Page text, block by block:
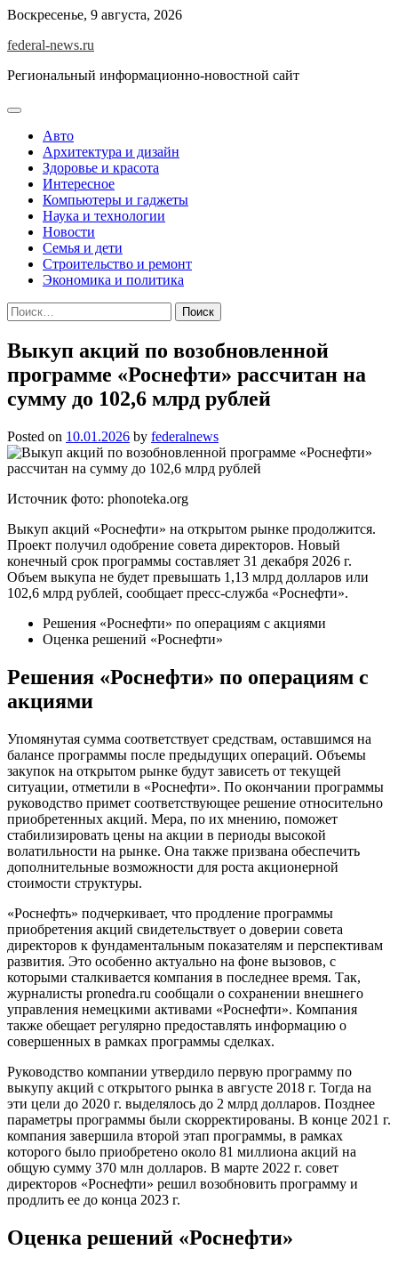
Skip
content
Воскресенье, 9 августа, 2026
federal-news.ru
Региональный информационно-новостной сайт
Авто
Архитектура и дизайн
Здоровье и красота
Интересное
Компьютеры и гаджеты
Наука и технологии
Новости
Семья и дети
Строительство и ремонт
Экономика и политика
Найти:
Выкуп акций по возобновленной
программе «Роснефти» рассчитан на
сумму до 102,6 млрд рублей
Posted on 10.01.2026 by federalnews
Источник фото: phonoteka.org
Выкуп акций «Роснефти» на открытом рынке продолжится.
Проект получил одобрение совета директоров. Новый
конечный срок программы составляет 31 декабря 2026 г.
Объем выкупа не будет превышать 1,13 млрд долларов или
102,6 млрд рублей, сообщает пресс-служба «Роснефти».
Решения «Роснефти» по операциям с акциями
Оценка решений «Роснефти»
Решения «Роснефти» по операциям с
акциями
Упомянутая сумма соответствует средствам, оставшимся на
балансе программы после предыдущих операций. Объемы
закупок на открытом рынке будут зависеть от текущей
ситуации, отметили в «Роснефти». По окончании программы
руководство примет соответствующее решение относительно
приобретенных акций. Мера, по их мнению, поможет
стабилизировать цены на акции в периоды высокой
волатильности на рынке. Она также призвана обеспечить
дополнительные возможности для роста акционерной
стоимости структуры.
«Роснефть» подчеркивает, что продление программы
приобретения акций свидетельствует о доверии совета
директоров к фундаментальным показателям и перспективам
развития. Это особенно актуально на фоне вызовов, с
которыми сталкивается компания в последнее время. Так,
журналисты pronedra.ru сообщали о сохранении внешнего
управления немецкими активами «Роснефти». Компания
также обещает регулярно предоставлять информацию о
совершенных в рамках программы сделках.
Руководство компании утвердило первую программу по
выкупу акций с открытого рынка в августе 2018 г. Тогда на
эти цели до 2020 г. выделялось до 2 млрд долларов. Позднее
параметры программы были скорректированы. В конце 2021 г.
компания завершила второй этап программы, в рамках
которого было приобретено около 81 миллиона акций на
общую сумму 370 млн долларов. В марте 2022 г. совет
директоров «Роснефти» решил возобновить программу и
продлить ее до конца 2023 г.
Оценка решений «Роснефти»